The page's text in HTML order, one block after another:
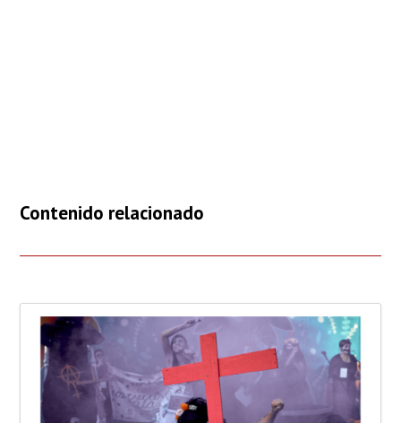
Contenido relacionado